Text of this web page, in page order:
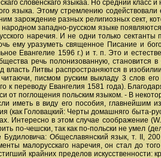
словенскаго языкаа. Но средний класс
языка. Этому стремлению
зарождение разных религиозных сект,
западно-русском языке
наречия. И не одни только сектанты
ему уразуметь священное Писание и
Евангелие 1596 г.) и т. п. Это и
речь полонизованную, становится
Литвы распространяются в
писмом руским выкладу 3 слов
к переводу Евангелия 1581 года).
от поглощения польским языком. - В
иметь в виду его пособия, главнейшим
(как Головацкий: Черты домашняго быта-
Интересно в этом случае соображение
по-чешски, так как по-польски не умел
Общеславянский язык, т. II, 200
малорусскаго наречия, он стал до
крайних пределов искусственности: